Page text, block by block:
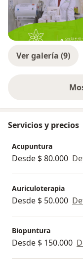
Ver galería (9)
Servicios y precios
Acupuntura
Desde $ 80.000
Auriculoterapia
Desde $ 50.000
Biopuntura
Desde $ 150.000